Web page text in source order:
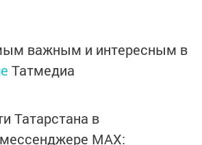
важным и интересным в
Татмедиа
Татарстана в
MАХ: